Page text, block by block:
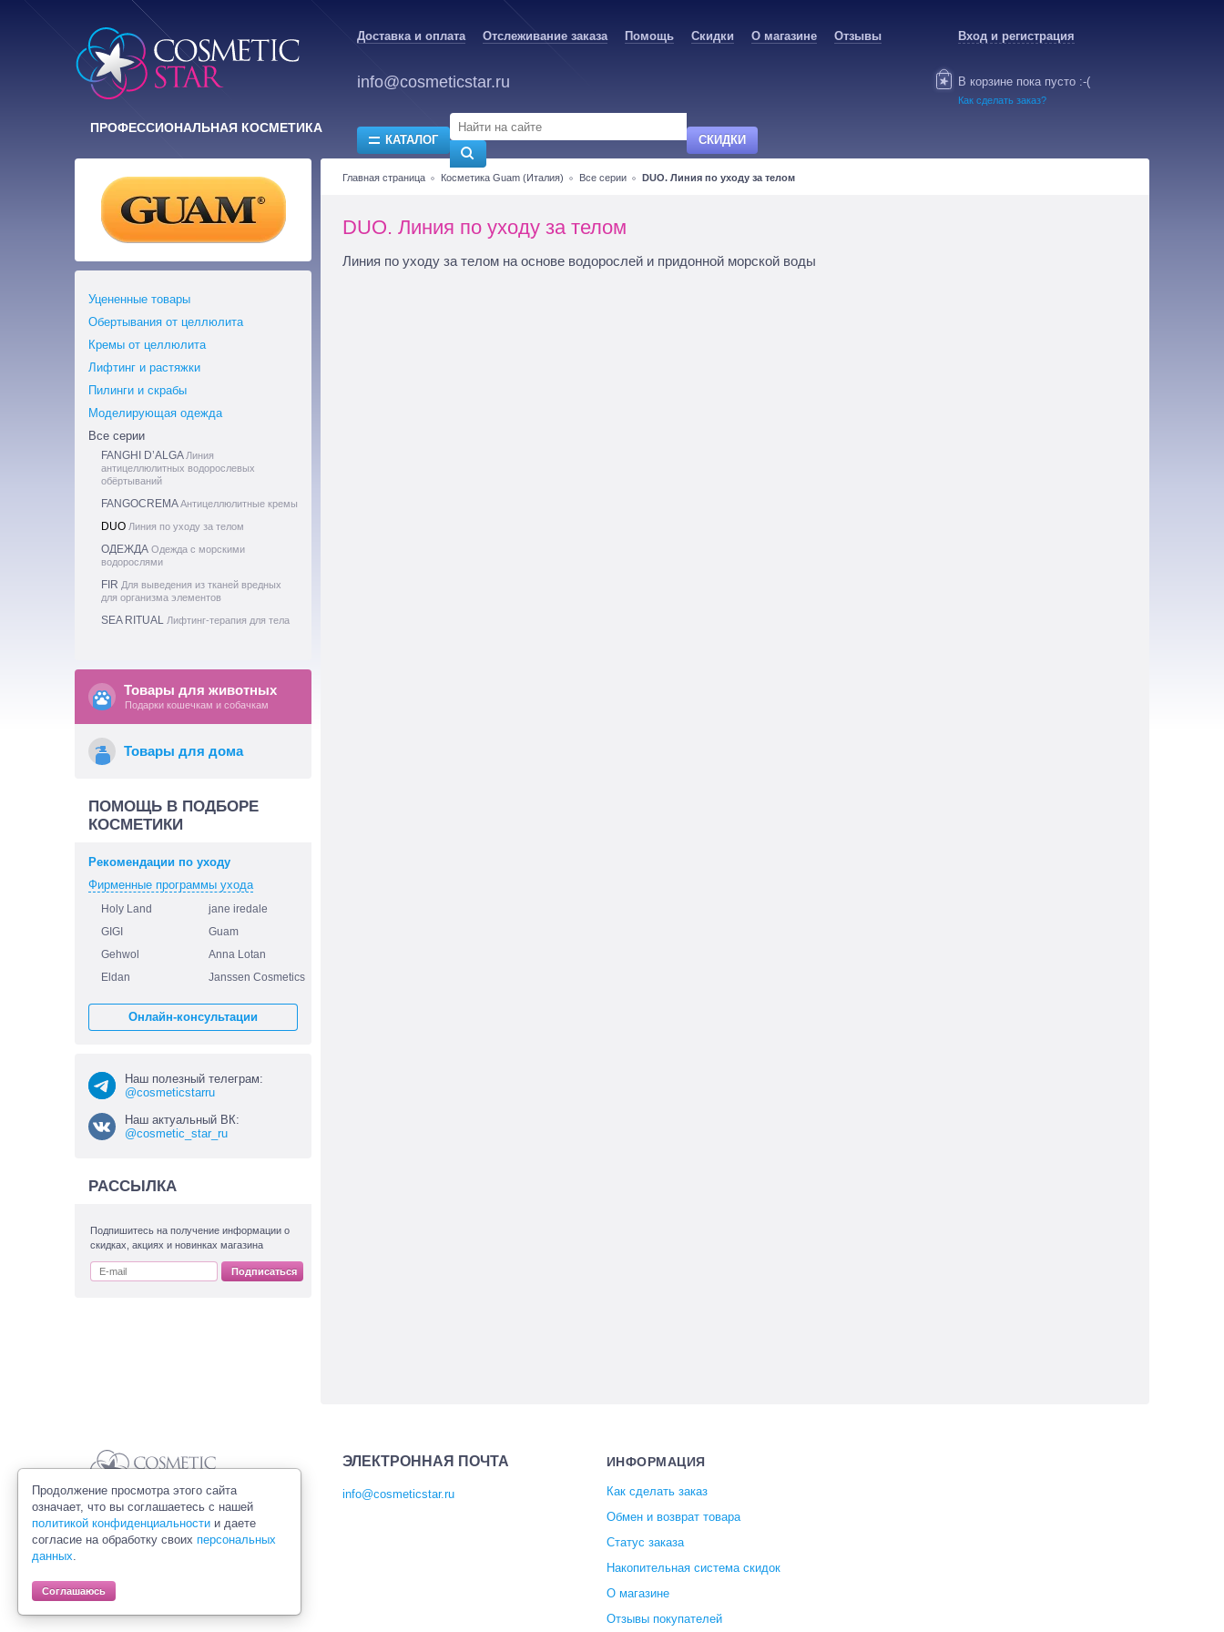
ПРОФЕССИОНАЛЬНАЯ КОСМЕТИКА
Доставка и оплата Отслеживание заказа Помощь Скидки О магазине Отзывы Вход и регистрация
info@cosmeticstar.ru
КАТАЛОГ СКИДКИ
В корзине пока пусто :-(
Как сделать заказ?
Главная страница Косметика Guam (Италия) Все серии DUO. Линия по уходу за телом
DUO. Линия по уходу за телом
Линия по уходу за телом на основе водорослей и придонной морской воды
Уцененные товары
Обертывания от целлюлита
Кремы от целлюлита
Лифтинг и растяжки
Пилинги и скрабы
Моделирующая одежда
Все серии
FANGHI D’ALGA Линия
антицеллюлитных водорослевых
обёртываний
FANGOCREMAАнтицеллюлитные кремы
DUO Линия по уходу за телом
ОДЕЖДА Одежда c морскими
водорослями
FIR Для выведения из тканей вредных
для организма элементов
SEA RITUAL Лифтинг-терапия для тела
Товары для животных
Подарки кошечкам и собачкам
Товары для дома
ПОМОЩЬ В ПОДБОРЕ
КОСМЕТИКИ
Рекомендации по уходу
Фирменные программы ухода
Holy Land
jane iredale
GIGI
Guam
Gehwol
Anna Lotan
Eldan
Janssen Cosmetics
Онлайн-консультации
Наш полезный телеграм:
@cosmeticstarru
Наш актуальный ВК:
@cosmetic_star_ru
РАССЫЛКА
Подпишитесь на получение информации о
скидках, акциях и новинках магазина
Подписаться
Политика конфиденциальности
Правила продажи товаров
Согласие на обработку персональных
ЭЛЕКТРОННАЯ ПОЧТА
info@cosmeticstar.ru
ИНФОРМАЦИЯ
Как сделать заказ
Обмен и возврат товара
Статус заказа
Накопительная система скидок
О магазине
Отзывы покупателей
Продолжение просмотра этого сайта
означает, что вы соглашаетесь с нашей
политикой конфиденциальности и даете
согласие на обработку своих персональных
данных.
Соглашаюсь